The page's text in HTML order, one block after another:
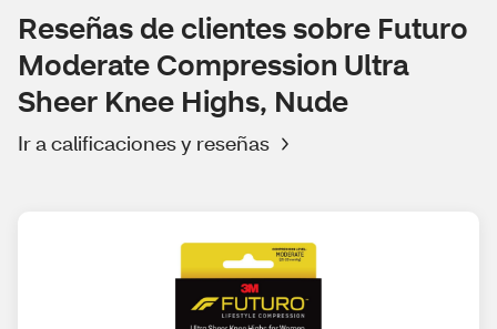
Reseñas de clientes sobre Futuro
Moderate Compression Ultra
Sheer Knee Highs, Nude
Ir a calificaciones y reseñas